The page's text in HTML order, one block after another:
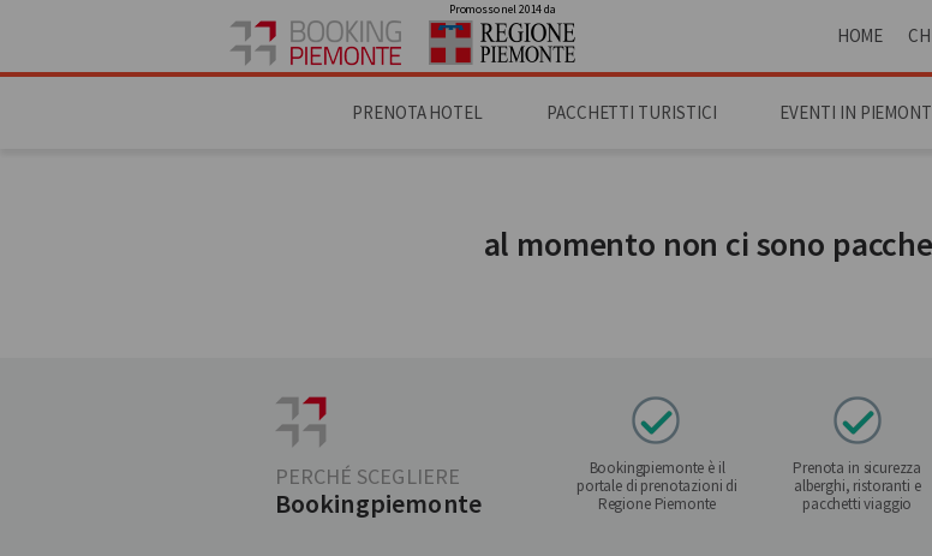
Promosso nel 2014 da
HOME
PRENOTA HOTEL PACCHETTI TURISTICI EVENTI IN
al momento non ci sono
PERCHÉ SCEGLIERE
Bookingpiemonte
Bookingpiemonte è il
portale di prenotazioni di
Regione Piemonte
Prenota in sicurezza
alberghi, ristoranti e
pacchetti viaggio